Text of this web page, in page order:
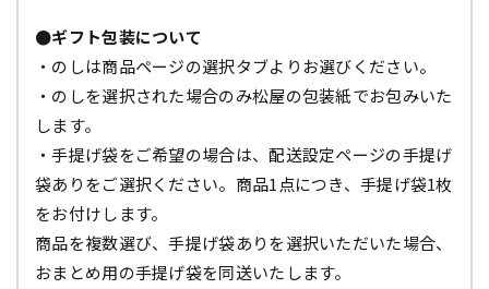
●ギフト包装について
・のしは商品ページの選択タブよりお選びください。
・のしを選択された場合のみ松屋の包装紙でお包みいた
します。
・手提げ袋をご希望の場合は、配送設定ページの手提げ
袋ありをご選択ください。商品1点につき、手提げ袋1枚
をお付けします。
商品を複数選び、手提げ袋ありを選択いただいた場合、
おまとめ用の手提げ袋を同送いたします。